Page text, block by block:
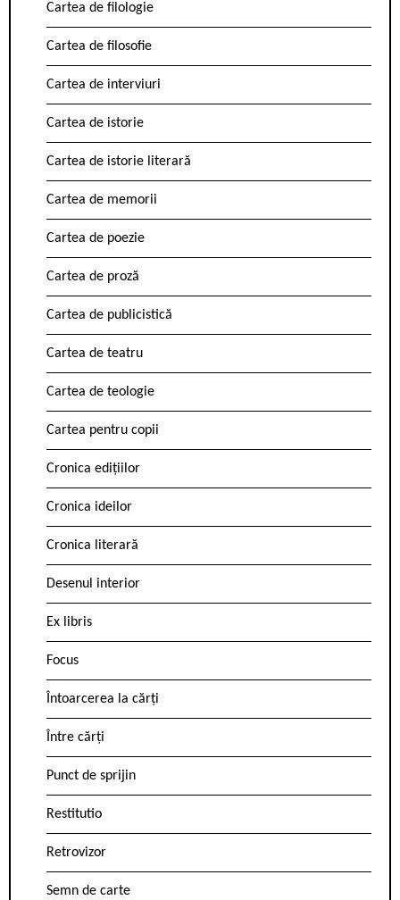
Cartea de filologie
Cartea de filosofie
Cartea de interviuri
Cartea de istorie
Cartea de istorie literară
Cartea de memorii
Cartea de poezie
Cartea de proză
Cartea de publicistică
Cartea de teatru
Cartea de teologie
Cartea pentru copii
Cronica edițiilor
Cronica ideilor
Cronica literară
Desenul interior
Ex libris
Focus
Întoarcerea la cărți
Între cărți
Punct de sprijin
Restitutio
Retrovizor
Semn de carte